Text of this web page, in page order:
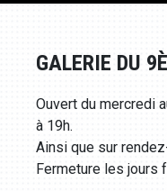
GALERIE DU
Ouvert du mercredi
à 19h.
Ainsi que sur
Fermeture les jours